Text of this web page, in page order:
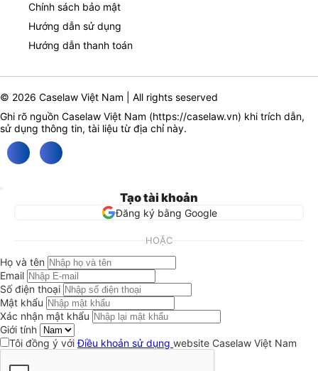
Chính sách bảo mật
Hướng dẫn sử dụng
Hướng dẫn thanh toán
© 2026 Caselaw Việt Nam | All rights seserved
Ghi rõ nguồn Caselaw Việt Nam (https://caselaw.vn) khi trích dẫn,
sử dụng thông tin, tài liệu từ địa chỉ này.
Tạo tài khoản
Đăng ký bằng Google
HOẶC
Họ và tên
Email
Số điện thoại
Mật khẩu
Xác nhận mật khẩu
Giới tính
Tôi đồng ý vớiĐiều khoản sử dụng website Caselaw Việt Nam